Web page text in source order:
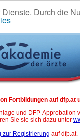
Durch die
Fortbildungen auf dfp.at
und DFP-Approbation
Sie sie sich dazu unter
zur Registrierung auf dfp.at.